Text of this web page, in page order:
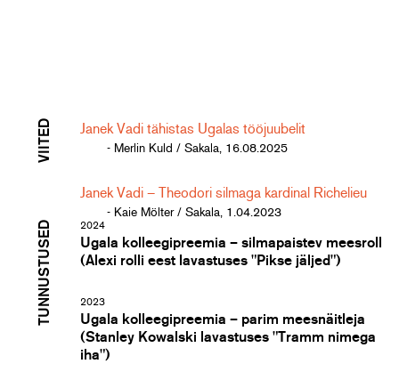
VIITED Janek Vadi tähistas Ugalas tööjuubelit
- Merlin Kuld / Sakala, 16.08.2025
Janek Vadi – Theodori silmaga kardinal Richelieu
- Kaie Mölter / Sakala, 1.04.2023
TUNNUSTUSED 2024
Ugala kolleegipreemia – silmapaistev meesroll
(Alexi rolli eest lavastuses "Pikse jäljed")
2023
Ugala kolleegipreemia – parim meesnäitleja
(Stanley Kowalski lavastuses "Tramm nimega
iha")